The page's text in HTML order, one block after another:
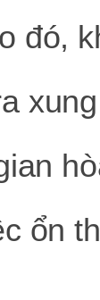
đó,
ổn